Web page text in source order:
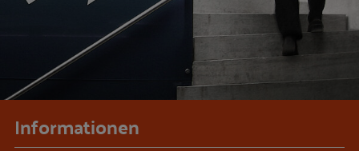
Informationen